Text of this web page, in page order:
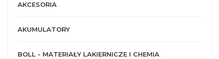
AKCESORIA
AKUMULATORY
BOLL - MATERIAŁY LAKIERNICZE I CHEMIA